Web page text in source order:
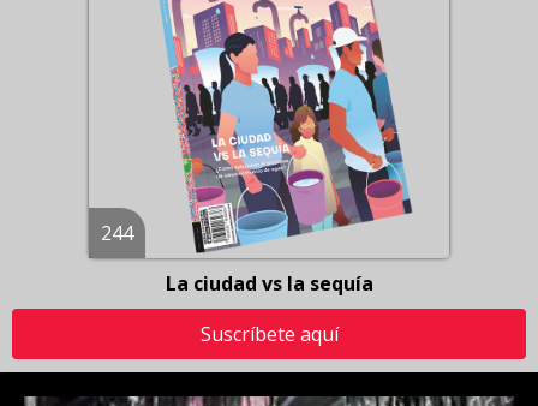
244
La ciudad vs la sequía
Suscríbete aquí